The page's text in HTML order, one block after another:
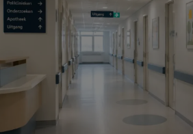
VIDEO GALERİ
ALGEMENE VOORWAARDEN
CONTACT
Çerez Politikası